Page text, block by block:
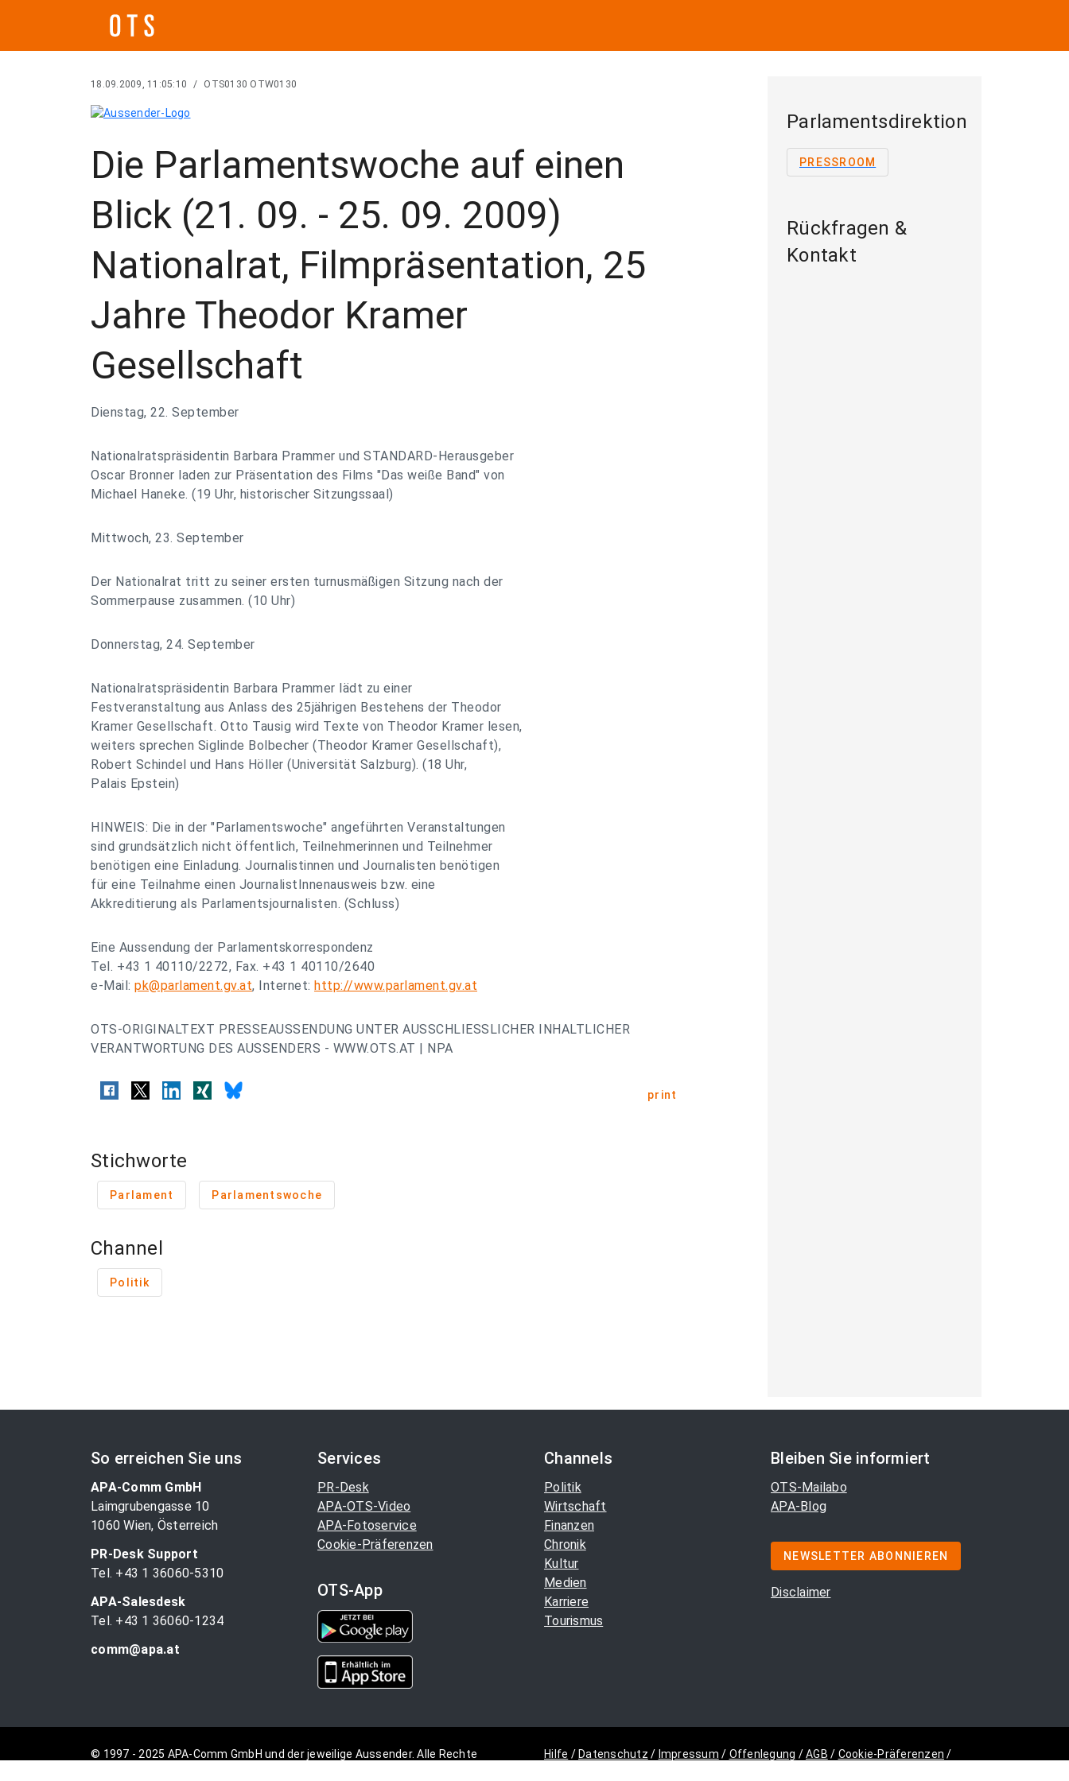
18.09.2009, 11:05:10 / OTS0130 OTW0130
Die Parlamentswoche auf einen
Blick (21. 09. - 25. 09. 2009)
Nationalrat, Filmpräsentation, 25
Jahre Theodor Kramer
Gesellschaft
Dienstag, 22. September
Nationalratspräsidentin Barbara Prammer und STANDARD-Herausgeber
Oscar Bronner laden zur Präsentation des Films "Das weiße Band" von
Michael Haneke. (19 Uhr, historischer Sitzungssaal)
Mittwoch, 23. September
Der Nationalrat tritt zu seiner ersten turnusmäßigen Sitzung nach der
Sommerpause zusammen. (10 Uhr)
Donnerstag, 24. September
Nationalratspräsidentin Barbara Prammer lädt zu einer
Festveranstaltung aus Anlass des 25jährigen Bestehens der Theodor
Kramer Gesellschaft. Otto Tausig wird Texte von Theodor Kramer lesen,
weiters sprechen Siglinde Bolbecher (Theodor Kramer Gesellschaft),
Robert Schindel und Hans Höller (Universität Salzburg). (18 Uhr,
Palais Epstein)
HINWEIS: Die in der "Parlamentswoche" angeführten Veranstaltungen
sind grundsätzlich nicht öffentlich, Teilnehmerinnen und Teilnehmer
benötigen eine Einladung. Journalistinnen und Journalisten benötigen
für eine Teilnahme einen JournalistInnenausweis bzw. eine
Akkreditierung als Parlamentsjournalisten. (Schluss)
Eine Aussendung der Parlamentskorrespondenz
Tel. +43 1 40110/2272, Fax. +43 1 40110/2640
e-Mail: pk@parlament.gv.at, Internet: http://www.parlament.gv.at
OTS-ORIGINALTEXT PRESSEAUSSENDUNG UNTER AUSSCHLIESSLICHER INHALTLICHER
VERANTWORTUNG DES AUSSENDERS - WWW.OTS.AT | NPA
print
Stichworte
Parlament Parlamentswoche
Channel
Politik
Parlamentsdirektion
PRESSROOM
Rückfragen &
Kontakt
So erreichen Sie uns
APA-Comm GmbH
Laimgrubengasse 10
1060 Wien, Österreich
PR-Desk Support
Tel. +43 1 36060-5310
APA-Salesdesk
Tel. +43 1 36060-1234
comm@apa.at
Services
PR-Desk
APA-OTS-Video
APA-Fotoservice
Cookie-Präferenzen
OTS-App
Channels
Politik
Wirtschaft
Finanzen
Chronik
Kultur
Medien
Karriere
Tourismus
Bleiben Sie informiert
OTS-Mailabo
APA-Blog
NEWSLETTER ABONNIEREN
Disclaimer
© 1997 - 2025 APA-Comm GmbH und der jeweilige Aussender. Alle Rechte
Hilfe / Datenschutz / Impressum / Offenlegung /AGB / Cookie-Präferenzen /